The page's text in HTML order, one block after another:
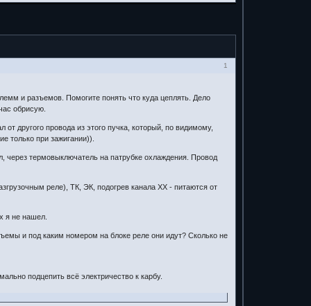
1
и разъемов. Помогите понять что куда цеплять. Дело
обрисую.
другого провода из этого пучка, который, по видимому,
только при зажигании)).
через термовыключатель на патрубке охлаждения. Провод
реле), ТК, ЭК, подогрев канала ХХ - питаются от
я не нашел.
и под каким номером на блоке реле они идут? Сколько не
подцепить всё электричество к карбу.